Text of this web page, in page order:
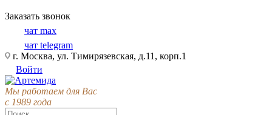
Заказать звонок
чат max
чат telegram
г. Москва, ул. Тимирязевская, д.11, корп.1
Войти
Мы работаем для Вас
с 1989 года